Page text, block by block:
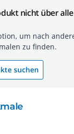
nicht über
um nach
zu finden.
suchen